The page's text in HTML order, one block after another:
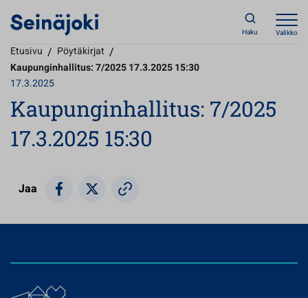
Haku Valikko
Etusivu / Pöytäkirjat /
Kaupunginhallitus: 7/2025 17.3.2025 15:30
17.3.2025
Kaupunginhallitus: 7/2025
17.3.2025 15:30
Jaa